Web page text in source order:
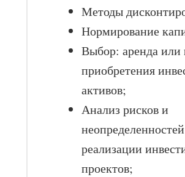
Методы
Нормирование
Выбор: аренда или
приобретения
активов;
Анализ рисков и
реализации
проектов;